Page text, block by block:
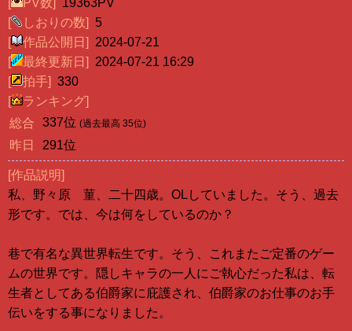
[
PV数] 19363PV
[
しおりの数] 5
[
作品公開日] 2024-07-21
[
最終更新日] 2024-07-21 16:29
[
拍手] 330
[
ランキング]
総合
337位 (過去最高 35位)
昨日 291位
[作品説明]
私、野々原 菫、二十四歳。OLしていました。そう、過去
形です。では、今は何をしているのか？
巷で有名な異世界転生です。そう、これまたご定番のゲー
ムの世界です。隠しキャラの一人にご執心だった私は、転
生者としてある伯爵家に庇護され、伯爵家のお仕事のお手
伝いをする事になりました。